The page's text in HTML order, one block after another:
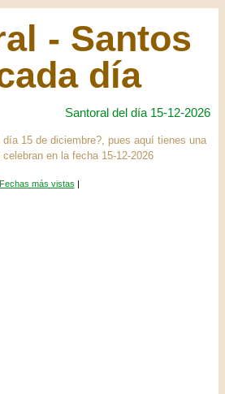
- Santos
día
Santoral del día 15-12-2026
15 de diciembre?, pues aquí tienes una
en la fecha 15-12-2026
Fechas más vistas |